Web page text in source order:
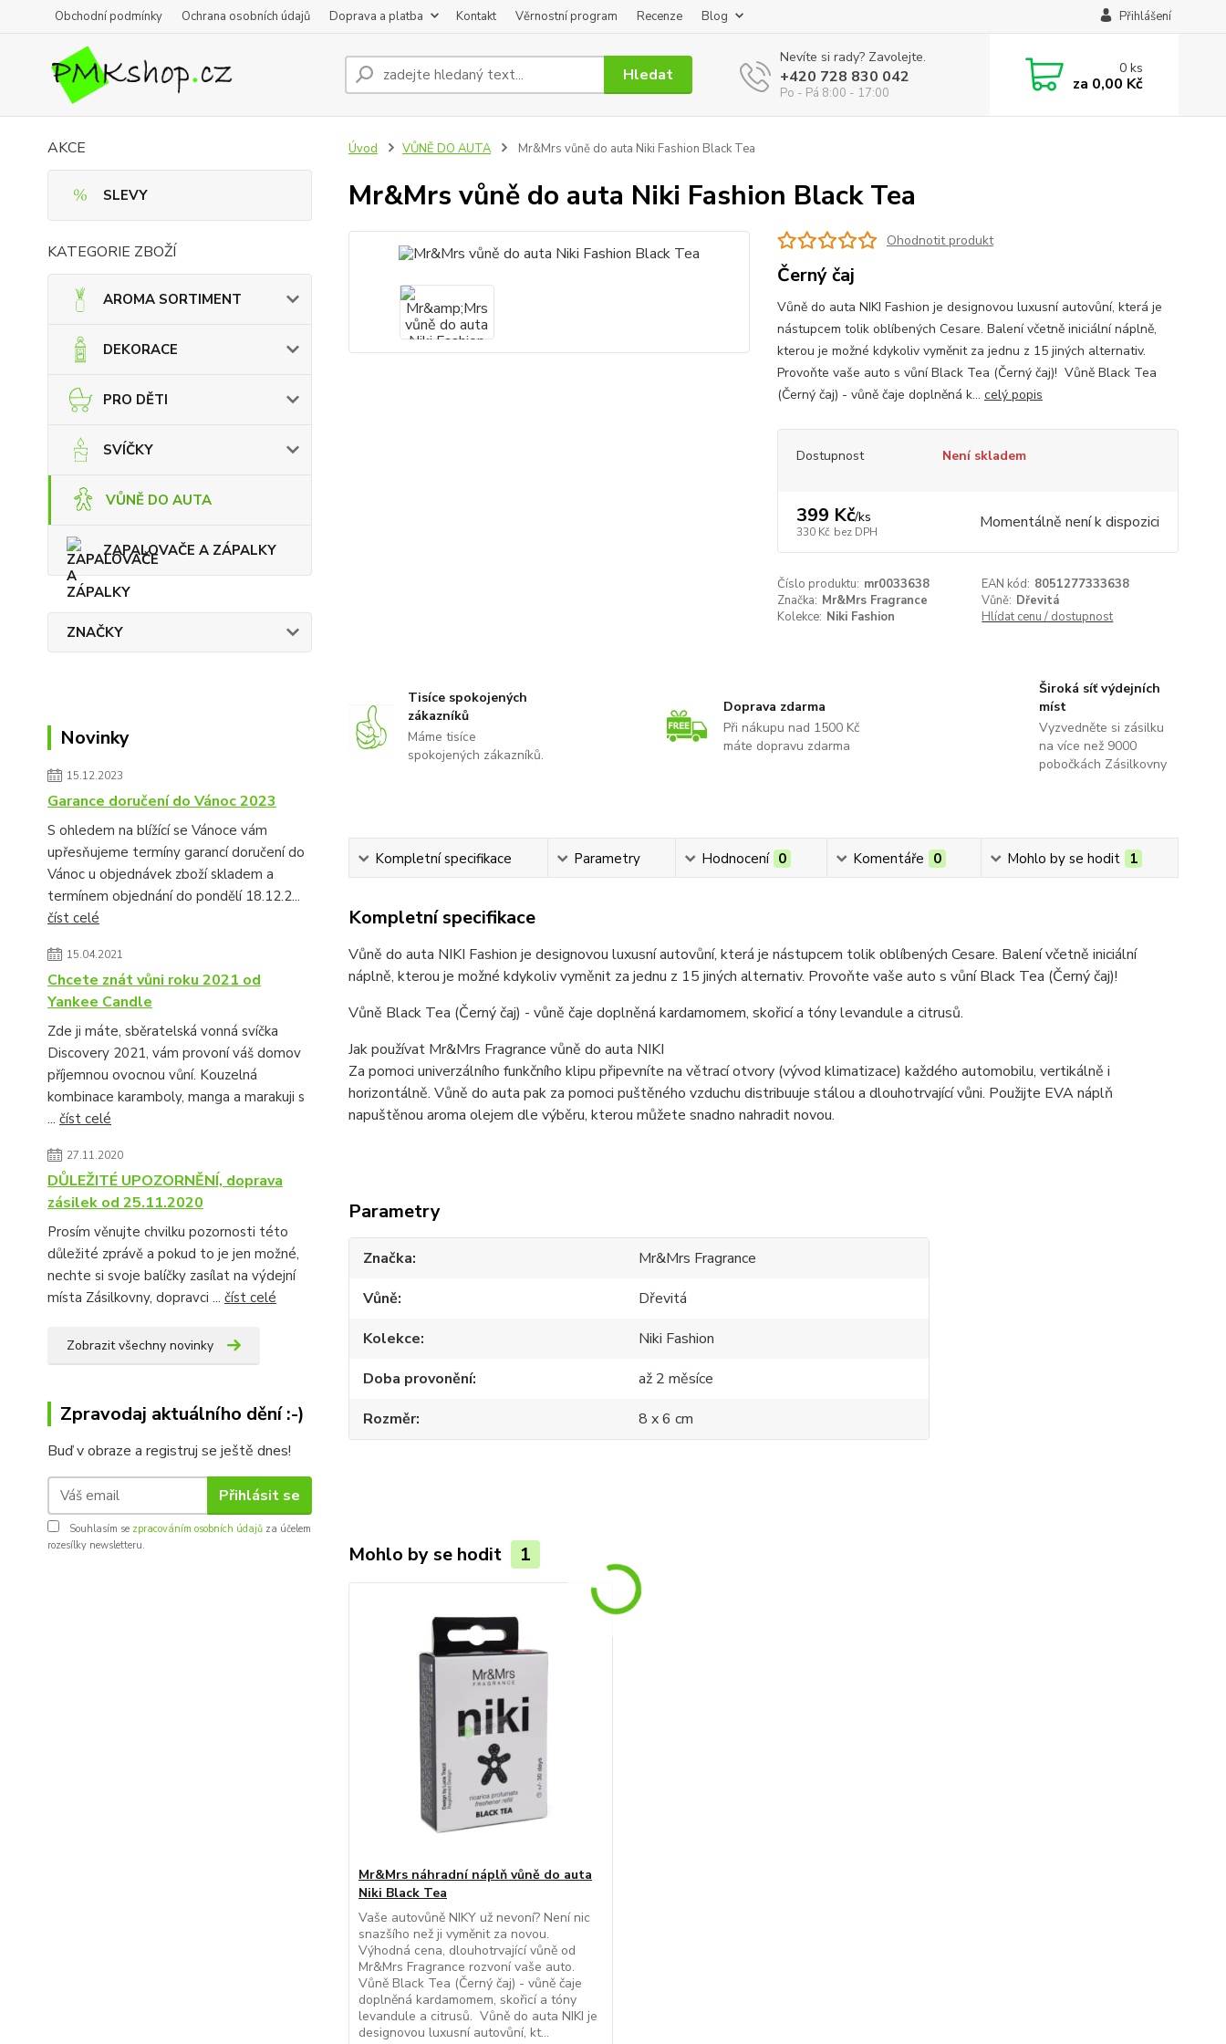
Obchodní podmínky Ochrana osobních údajů Doprava a platba Kontakt Věrnostní program Recenze Blog Přihlášení
Hledat
Nevíte si rady? Zavolejte.
+420 728 830 042
Po - Pá 8:00 - 17:00
0ks
za 0,00 Kč
AKCE
SLEVY
KATEGORIE ZBOŽÍ
AROMA SORTIMENT
DEKORACE
PRO DĚTI
SVÍČKY
VŮNĚ DO AUTA
ZAPALOVAČE A ZÁPALKY
ZNAČKY
Novinky
15.12.2023
Garance doručení do Vánoc 2023
S ohledem na blížící se Vánoce vám
upřesňujeme termíny garancí doručení do
Vánoc u objednávek zboží skladem a
termínem objednání do pondělí 18.12.2...
číst celé
15.04.2021
Chcete znát vůni roku 2021 od
Yankee Candle
Zde ji máte, sběratelská vonná svíčka
Discovery 2021, vám provoní váš domov
příjemnou ovocnou vůní. Kouzelná
kombinace karamboly, manga a marakuji s
... číst celé
27.11.2020
DŮLEŽITÉ UPOZORNĚNÍ, doprava
zásilek od 25.11.2020
Prosím věnujte chvilku pozornosti této
důležité zprávě a pokud to je jen možné,
nechte si svoje balíčky zasílat na výdejní
místa Zásilkovny, dopravci ... číst celé
Zobrazit všechny novinky
Zpravodaj aktuálního dění :-)
Buď v obraze a registruj se ještě dnes!
Přihlásit se
Souhlasím se zpracováním osobních údajů za účelem
rozesílky newsletteru.
Úvod VŮNĚ DO AUTA Mr&Mrs vůně do auta Niki Fashion Black Tea
Mr&Mrs vůně do auta Niki Fashion Black Tea
Ohodnotit produkt
Černý čaj
Vůně do auta NIKI Fashion je designovou luxusní autovůní, která je
nástupcem tolik oblíbených Cesare. Balení včetně iniciální náplně,
kterou je možné kdykoliv vyměnit za jednu z 15 jiných alternativ.
Provoňte vaše auto s vůní Black Tea (Černý čaj)! Vůně Black Tea
(Černý čaj) - vůně čaje doplněná k... celý popis
Dostupnost Není skladem
399 Kč/ks
330 Kč bez DPH Momentálně není k dispozici
Číslo produktu: mr0033638 EAN kód: 8051277333638
Značka: Mr&Mrs Fragrance Vůně: Dřevitá
Kolekce: Niki Fashion Hlídat cenu / dostupnost
Tisíce spokojených
zákazníků
Máme tisíce
spokojených zákazníků.
Doprava zdarma
Při nákupu nad 1500 Kč
máte dopravu zdarma
Široká síť výdejních
míst
Vyzvedněte si zásilku
na více než 9000
pobočkách Zásilkovny
Kompletní specifikace Parametry Hodnocení 0 Komentáře 0 Mohlo by se hodit 1
Kompletní specifikace
Vůně do auta NIKI Fashion je designovou luxusní autovůní, která je nástupcem tolik oblíbených Cesare. Balení včetně iniciální
náplně, kterou je možné kdykoliv vyměnit za jednu z 15 jiných alternativ. Provoňte vaše auto s vůní Black Tea (Černý čaj)!
Vůně Black Tea (Černý čaj) - vůně čaje doplněná kardamomem, skořicí a tóny levandule a citrusů.
Jak používat Mr&Mrs Fragrance vůně do auta NIKI
Za pomoci univerzálního funkčního klipu připevníte na větrací otvory (vývod klimatizace) každého automobilu, vertikálně i
horizontálně. Vůně do auta pak za pomoci puštěného vzduchu distribuuje stálou a dlouhotrvající vůni. Použijte EVA náplň
napuštěnou aroma olejem dle výběru, kterou můžete snadno nahradit novou.
Parametry
Značka
Mr&Mrs Fragrance
Vůně
Dřevitá
Kolekce
Niki Fashion
Doba provonění
až 2 měsíce
Rozměr
8 x 6 cm
Mohlo by se hodit 1
Mr&Mrs náhradní náplň vůně do auta
Niki Black Tea
Vaše autovůně NIKY už nevoní? Není nic
snazšího než ji vyměnit za novou.
Výhodná cena, dlouhotrvající vůně od
Mr&Mrs Fragrance rozvoní vaše auto.
Vůně Black Tea (Černý čaj) - vůně čaje
doplněná kardamomem, skořicí a tóny
levandule a citrusů. Vůně do auta NIKI je
designovou luxusní autovůní, kt...